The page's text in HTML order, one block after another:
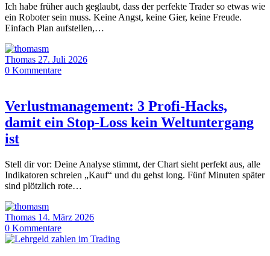
Ich habe früher auch geglaubt, dass der perfekte Trader so etwas wie
ein Roboter sein muss. Keine Angst, keine Gier, keine Freude.
Einfach Plan aufstellen,…
Thomas 27. Juli 2026
0 Kommentare
Verlustmanagement: 3 Profi-Hacks,
damit ein Stop-Loss kein Weltuntergang
ist
Stell dir vor: Deine Analyse stimmt, der Chart sieht perfekt aus, alle
Indikatoren schreien „Kauf“ und du gehst long. Fünf Minuten später
sind plötzlich rote…
Thomas 14. März 2026
0 Kommentare